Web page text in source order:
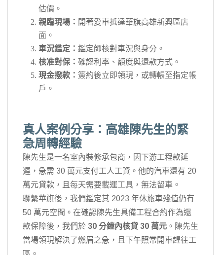
估價。
親臨現場： 開著愛車抵達華旗高雄新興區店
面。
車況鑑定： 鑑定師核對車況與身分。
核准對保： 確認利率、額度與還款方式。
現金撥款： 簽約後立即領現，或轉帳至指定帳
戶。
真人案例分享：高雄陳先生的緊
急周轉經驗
陳先生是一名室內裝修承包商，因下游工程款延
遲，急需 30 萬元支付工人工資。他的汽車還有 20
萬元貸款，且每天需要載運工具，無法留車。
聯繫華旗後，我們鑑定其 2023 年休旅車殘值仍有
50 萬元空間。在確認陳先生具備工程合約作為還
款保障後，我們於 30 分鐘內核貸 30 萬元 。陳先生
當場領現解決了燃眉之急，且下午照常開車趕往工